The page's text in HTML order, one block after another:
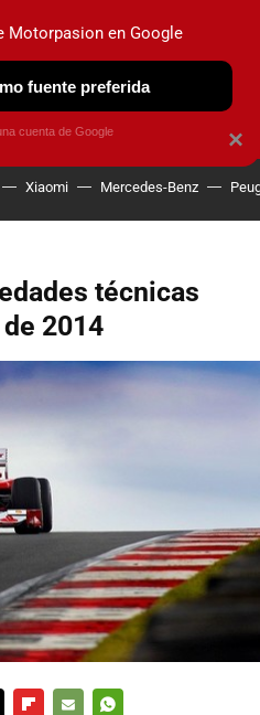
OBSERVATORIO
Xiaomi Mercedes-Benz
técnicas
2014
×
Motorpasion en Google
fuente preferida
cuenta de Google